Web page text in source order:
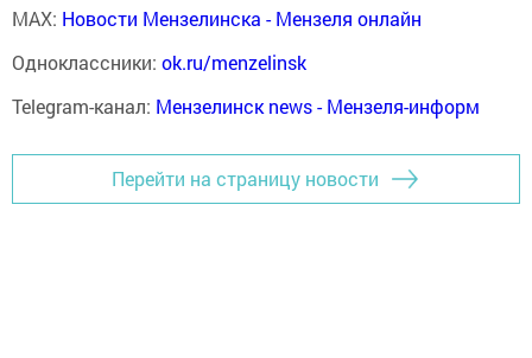
MAX: Новости Мензелинска - Мензеля онлайн
Одноклассники: ok.ru/menzelinsk
Telegram-канал: Мензелинск news - Мензеля-информ
Перейти на страницу новости